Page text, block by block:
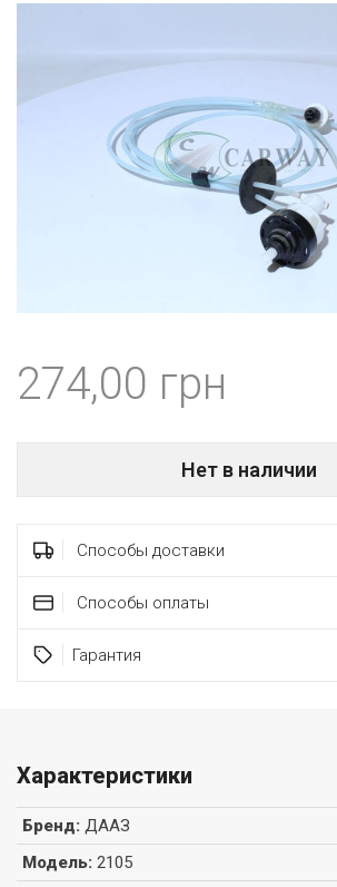
274,00
Нет в наличии
Способы доставки
Способы оплаты
Гарантия
Характеристики
Бренд: ДААЗ
Модель: 2105